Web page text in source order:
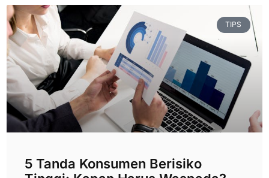
TIPS
5 Tanda Konsumen Berisiko